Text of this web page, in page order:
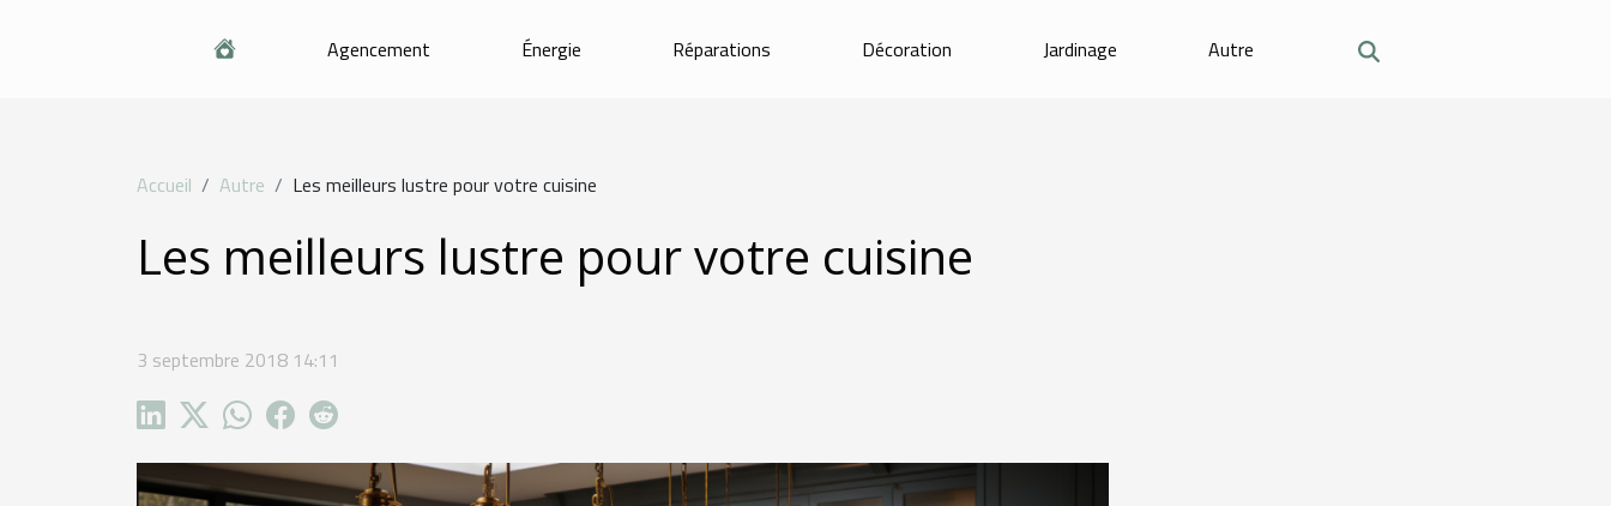
Agencement Énergie Réparations Décoration Jardinage Autre
Accueil Autre Les meilleurs lustre pour votre cuisine
Les meilleurs lustre pour votre cuisine
3 septembre 2018 14:11